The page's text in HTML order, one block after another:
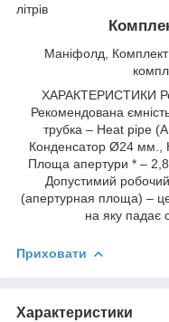
літрів
Маніфолд,
ХАРАКТЕРИСТИКИ
Рекомендована
трубка – Heat pipe
Конденсатор Ø24 мм.,
Площа апертури * –
Допустимий
(апертурная площа) –
на яку падає
Приховати
Характеристики